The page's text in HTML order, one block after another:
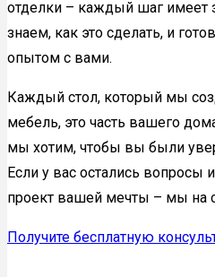
отделки – каждый шаг имеет
знаем, как это сделать, и
опытом с вами.
Каждый стол, который мы
мебель, это часть вашего
мы хотим, чтобы вы были
Если у вас остались вопросы
проект вашей мечты – мы на
Получите бесплатную